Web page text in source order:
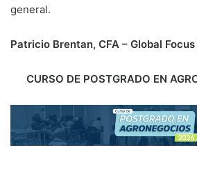
general.
Patricio Brentan, CFA – Global
CURSO DE POSTGRADO EN